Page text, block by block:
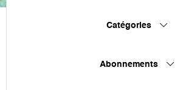
Catégories
Abonnements